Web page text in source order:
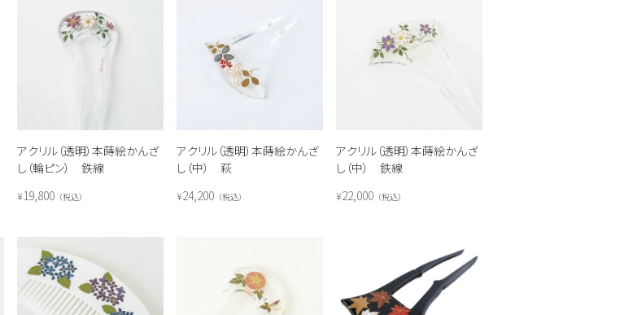
アクリル（透明）本蒔絵かんざ
し（輪ピン） 鉄線
¥19,800 税込
アクリル（透明）本蒔絵かんざ
し（中） 萩
¥24,200 税込
アクリル（透明）本蒔絵かんざ
し（中） 鉄線
¥22,000 税込